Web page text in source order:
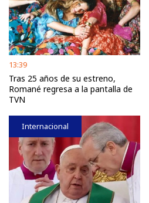
13:39
Tras 25 años de su estreno,
Romané regresa a la pantalla de
TVN
Internacional